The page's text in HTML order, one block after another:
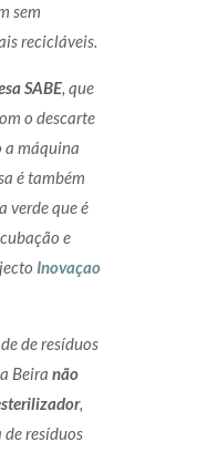
sem
recicláveis.
SABE, que
o descarte
a máquina
é também
verde que é
e
Inovaçao
de resíduos
Beira não
,
resíduos